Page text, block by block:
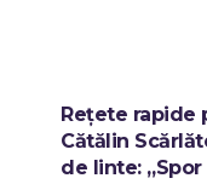
Rețete rapide
Cătălin
de linte: